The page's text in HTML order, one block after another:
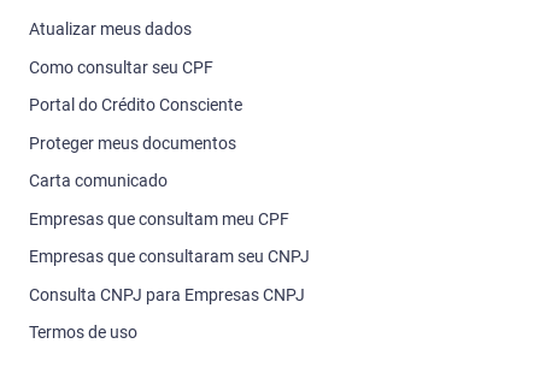
Atualizar meus dados
Como consultar seu CPF
Portal do Crédito Consciente
Proteger meus documentos
Carta comunicado
Empresas que consultam meu CPF
Empresas que consultaram seu CNPJ
Consulta CNPJ para Empresas CNPJ
Termos de uso